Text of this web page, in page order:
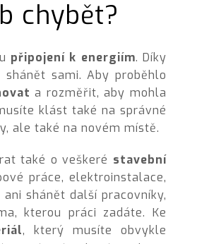
chybět?
připojení k energiím. Díky
sami. Aby proběhlo
a rozměřit, aby mohla
klást také na správné
ale také na novém místě.
také o veškeré stavební
práce, elektroinstalace,
shánět další pracovníky,
kterou práci zadáte. Ke
, který musíte obvykle